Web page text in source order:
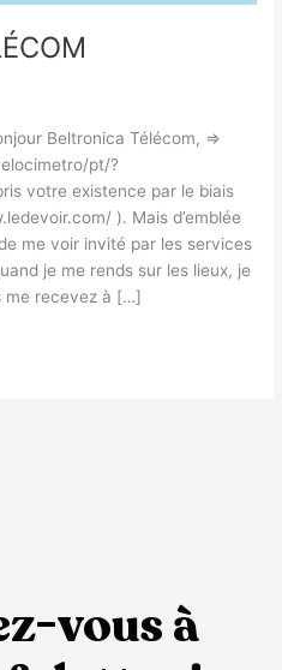
Beltronica Télécom, =>
pt/?
votre existence par le biais
). Mais d’emblée
me voir invité par les services
je me rends sur les lieux, je
me recevez à […]
vous à